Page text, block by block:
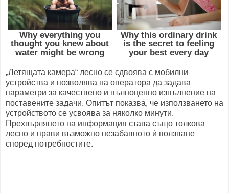
„Летящата камера“ лесно се сдвоява с мобилни
устройства и позволява на оператора да задава
параметри за качествено и пълноценно изпълнение на
поставените задачи. Опитът показва, че използването на
устройството се усвоява за няколко минути.
Прехвърлянето на информация става също толкова
лесно и прави възможно незабавното ѝ ползване
според потребностите.